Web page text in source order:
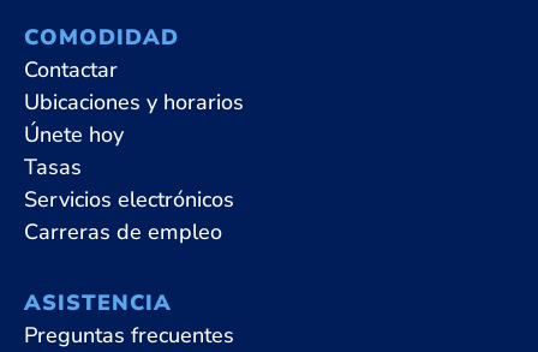
COMODIDAD
Contactar
Ubicaciones y horarios
Únete hoy
Tasas
Servicios electrónicos
Carreras de empleo
ASISTENCIA
Preguntas frecuentes